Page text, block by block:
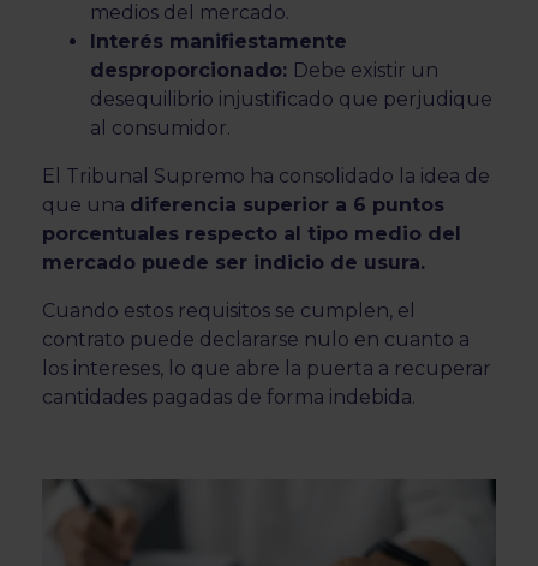
medios del mercado.
Interés manifiestamente
desproporcionado: Debe existir un
desequilibrio injustificado que perjudique
al consumidor.
El Tribunal Supremo ha consolidado la idea de
que una diferencia superior a 6 puntos
porcentuales respecto al tipo medio del
mercado puede ser indicio de usura.
Cuando estos requisitos se cumplen, el
contrato puede declararse nulo en cuanto a
los intereses, lo que abre la puerta a recuperar
cantidades pagadas de forma indebida.